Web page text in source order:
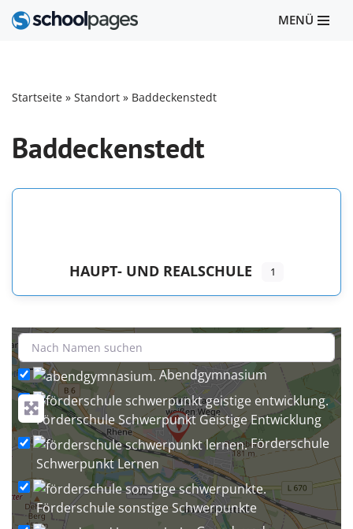
MENÜ
Startseite » Standort » Baddeckenstedt
Baddeckenstedt
HAUPT- UND REALSCHULE 1
+
−
Abendgymnasium
Förderschule Schwerpunkt Geistige Entwicklung
Förderschule
Schwerpunkt Lernen
Förderschule sonstige Schwerpunkte